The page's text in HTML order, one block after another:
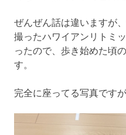
ぜんぜん話は違いますが
撮ったハワイアンリトミ
ったので、歩き始めた頃
す。
完全に座ってる写真です